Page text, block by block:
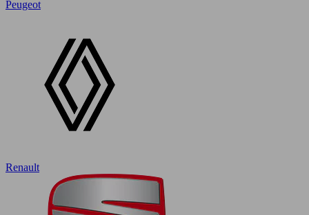
Peugeot
Renault